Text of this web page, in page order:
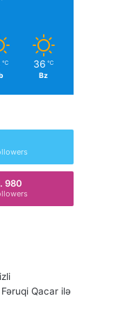
℃ 36 ℃
Bz
980
Qacar ilə